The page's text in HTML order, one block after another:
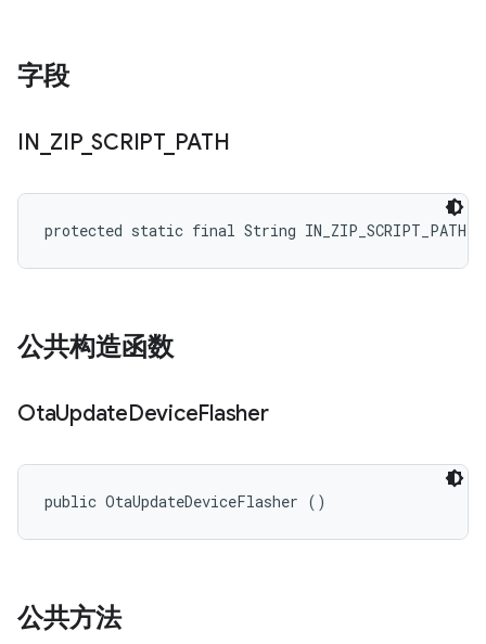
字段
IN ZIP_SCRIPT_ PATH
protected static final String IN_ZIP_SCRIPT_PATH
公共构造函数
OtaUpdateDeviceFlasher
public OtaUpdateDeviceFlasher ()
公共方法